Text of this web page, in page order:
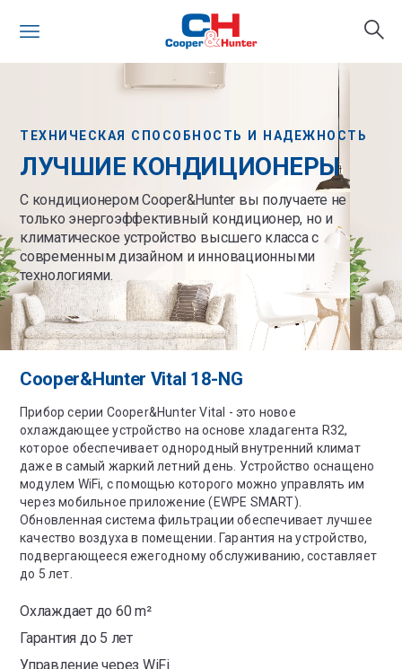
ТЕХНИЧЕСКАЯ СПОСОБНОСТЬ И НАДЕЖНОСТЬ
ЛУЧШИЕ КОНДИЦИОНЕРЫ
С кондиционером Cooper&Hunter вы получаете не
только энергоэффективный кондиционер, но и
климатическое устройство высшего класса с
современным дизайном и инновационными
технологиями.
Cooper&Hunter Vital 18-NG
Прибор серии Cooper&Hunter Vital - это новое
охлаждающее устройство на основе хладагента R32,
которое обеспечивает однородный внутренний климат
даже в самый жаркий летний день. Устройство оснащено
модулем WiFi, с помощью которого можно управлять им
через мобильное приложение (EWPE SMART).
Обновленная система фильтрации обеспечивает лучшее
качество воздуха в помещении. Гарантия на устройство,
подвергающееся ежегодному обслуживанию, составляет
до 5 лет.
Охлаждает до 60 m²
Гарантия до 5 лет
Управление через WiFi